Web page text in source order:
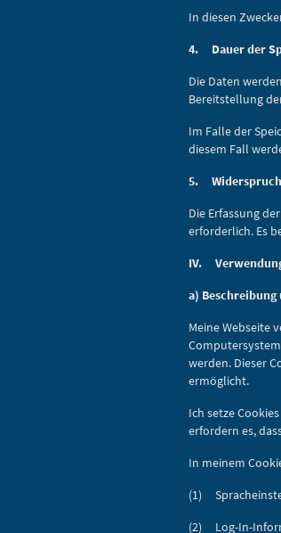
In diesen
4. Dauer der
Die Daten
Bereitstellung
Im Falle der
diesem Fall
5.
Die Erfassung
erforderlich. Es
IV.
a)
Meine Webseite
werden. Dieser
ermöglicht.
Ich setze
erfordern es,
In meinem
(1)
(2) Log-In-